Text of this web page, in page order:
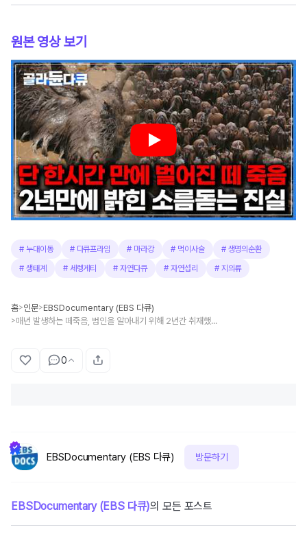
원본 영상 보기
# 누대이동 # 다큐프라임 # 마라강 # 먹이사슬 # 생명의순환
# 생태계 # 세렝게티 #자연다큐 # 자연섭리 # 지의류
홈>인문>EBSDocumentary (EBS 다큐)
> 매년 발생하는 떼죽음, 범인을 알아내기 위해 2년간 취재했더니 밝혀진 소름돋는 진실
0
EBSDocumentary (EBS 다큐) 방문하기
EBSDocumentary (EBS 다큐)의 모든 포스트